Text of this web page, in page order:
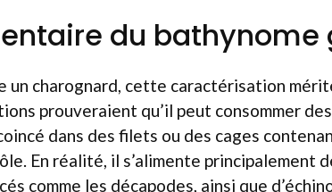
du bathynome
un charognard, cette caractérisation
prouveraient qu’il peut consommer
dans des filets ou des cages
En réalité, il s’alimente principalement
comme les décapodes, ainsi que